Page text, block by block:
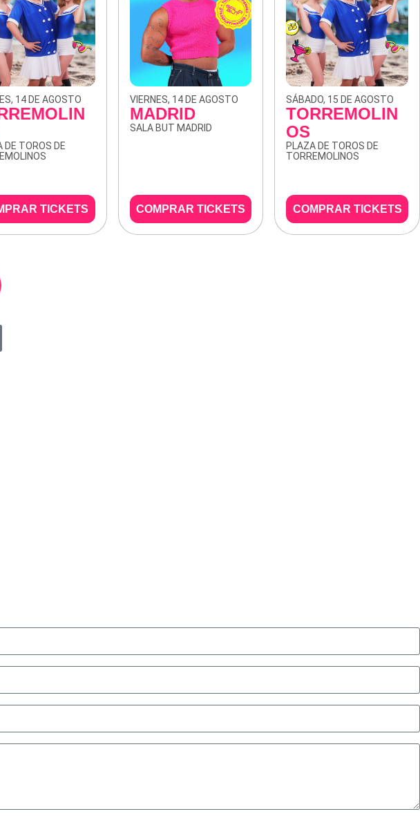
14 DE AGOSTO
DE TOROS DE
TICKETS
VIERNES, 14 DE AGOSTO
MADRID
SALA BUT MADRID
COMPRAR TICKETS
SÁBADO, 15 DE AGOSTO
TORREMOLIN
OS
PLAZA DE TOROS DE
TORREMOLINOS
COMPRAR TICKETS